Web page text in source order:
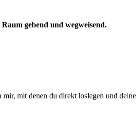
gebend und wegweisend.
mit denen du direkt loslegen und